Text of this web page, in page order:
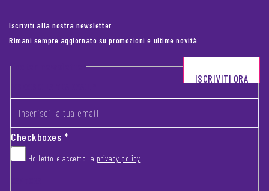
Iscriviti alla nostra newsletter
Rimani sempre aggiornato su promozioni e ultime novità
Footer newsletter
Checkboxes*
Ho letto e accetto la privacy policy
ISCRIVITI ORA